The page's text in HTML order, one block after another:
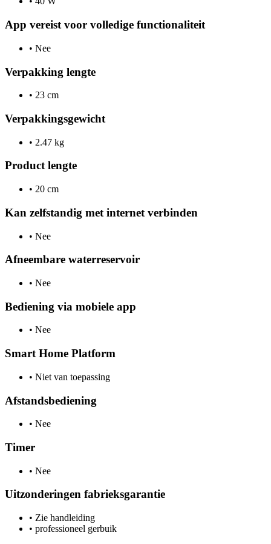
App vereist voor volledige functionaliteit
• Nee
Verpakking lengte
• 23 cm
Verpakkingsgewicht
• 2.47 kg
Product lengte
• 20 cm
Kan zelfstandig met internet verbinden
• Nee
Afneembare waterreservoir
• Nee
Bediening via mobiele app
• Nee
Smart Home Platform
• Niet van toepassing
Afstandsbediening
• Nee
Timer
• Nee
Uitzonderingen fabrieksgarantie
• Zie handleiding
• professioneel gerbuik